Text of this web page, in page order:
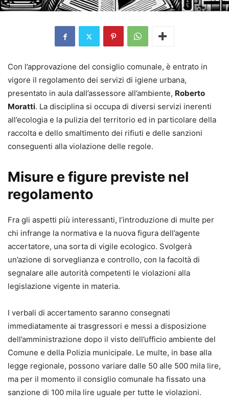
Con l’approvazione del consiglio comunale, è entrato in
vigore il regolamento dei servizi di igiene urbana,
presentato in aula dall’assessore all’ambiente, Roberto
Moratti. La disciplina si occupa di diversi servizi inerenti
all’ecologia e la pulizia del territorio ed in particolare della
raccolta e dello smaltimento dei rifiuti e delle sanzioni
conseguenti alla violazione delle regole.
Misure e figure previste nel
regolamento
Fra gli aspetti più interessanti, l’introduzione di multe per
chi infrange la normativa e la nuova figura dell’agente
accertatore, una sorta di vigile ecologico. Svolgerà
un’azione di sorveglianza e controllo, con la facoltà di
segnalare alle autorità competenti le violazioni alla
legislazione vigente in materia.
I verbali di accertamento saranno consegnati
immediatamente ai trasgressori e messi a disposizione
dell’amministrazione dopo il visto dell’ufficio ambiente del
Comune e della Polizia municipale. Le multe, in base alla
legge regionale, possono variare dalle 50 alle 500 mila lire,
ma per il momento il consiglio comunale ha fissato una
sanzione di 100 mila lire uguale per tutte le violazioni.